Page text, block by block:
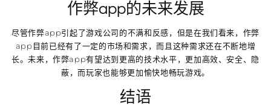
作弊app的未来发展
尽管作弊app引起了游戏公司的不满和反感，但是在我们看来，作弊
app目前已经有了一定的市场和需求，而且这种需求还在不断地增
长。未来，作弊app有望达到更高的技术水平，更加高效、安全、隐
蔽，而玩家也能够更加愉快地畅玩游戏。
结语